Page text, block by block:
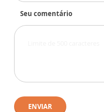
Seu comentário
ENVIAR